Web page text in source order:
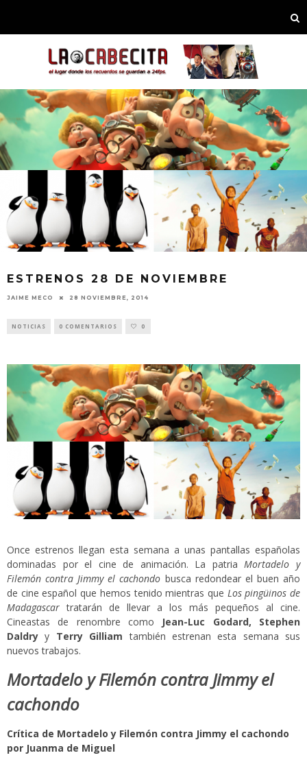
ESTRENOS 28 DE NOVIEMBRE
JAIME MECO 28 NOVIEMBRE, 2014
NOTICIAS 0 COMENTARIOS 0
Once estrenos llegan esta semana a unas pantallas españolas
dominadas por el cine de animación. La patria Mortadelo y
Filemón contra Jimmy el cachondo busca redondear el buen año
de cine español que hemos tenido mientras que Los pingüinos de
Madagascar tratarán de llevar a los más pequeños al cine.
Cineastas de renombre como Jean-Luc Godard, Stephen
Daldry y Terry Gilliam también estrenan esta semana sus
nuevos trabajos.
Mortadelo y Filemón contra Jimmy el
cachondo
Crítica de Mortadelo y Filemón contra Jimmy el cachondo
por Juanma de Miguel